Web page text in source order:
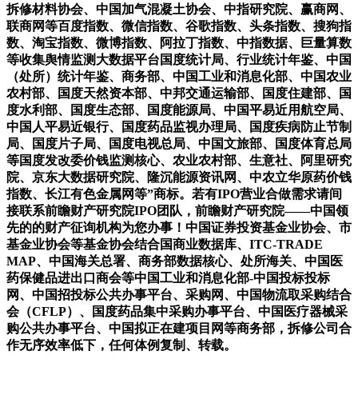
拆修材料协会、中国加气混凝土协会、中指研究院、赢商网、
联商网等百度指数、微信指数、谷歌指数、头条指数、搜狗指
数、淘宝指数、微博指数、阿拉丁指数、中指数据、巨量算数
等收集舆情监测大数据平台国度统计局、行业统计年鉴、中国
（处所）统计年鉴、商务部、中国工业和消息化部、中国农业
农村部、国度天然资本部、中邦交通运输部、国度住建部、国
度水利部、国度生态部、国度能源局、中国平易近用航空局、
中国人平易近银行、国度药品监视办理局、国度疾病防止节制
局、国度片子局、国度电视总局、中国文旅部、国度体育总局
等国度发改委价钱监测核心、农业农村部、生意社、阿里研究
院、京东大数据研究院、隆沉能源资讯网、中农立华原药价钱
指数、长江有色金属网等”商标。若有IPO营业合做需求请间
接联系前瞻财产研究院IPO团队，前瞻财产研究院——中国领
先的的财产征询机构为您办事！中国证券投资基金业协会、市
基金业协会等基金协会结合国商业数据库、ITC-TRADE
MAP、中国海关总署、商务部数据核心、处所海关、中国医
药保健品进出口商会等中国工业和消息化部-中国投标投标
网、中国招投标公共办事平台、采购网、中国物流取采购结合
会（CFLP）、国度药品集中采购办事平台、中国医疗器械采
购公共办事平台、中国拟正在建项目网等商务部，拆修公司合
作无序效率低下，任何体例复制、转载。